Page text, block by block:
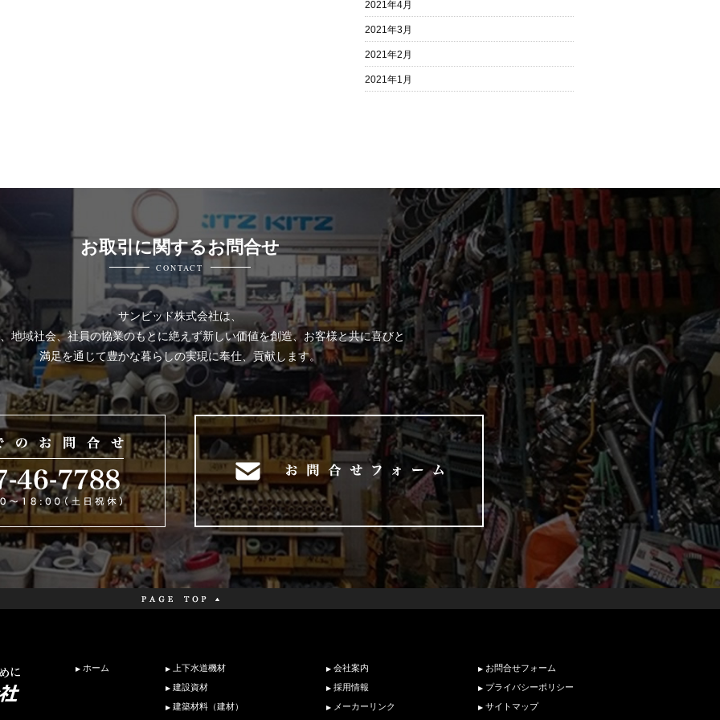
2021年4月
2021年3月
2021年2月
2021年1月
お取引に関するお問合せ
CONTACT
サンビッド株式会社は、
地域社会、社員の協業のもとに絶えず新しい価値を創造、お客様と共に喜びと
満足を通じて豊かな暮らしの実現に奉仕、貢献します。
ホーム
上下水道機材
建設資材
建築材料（建材）
会社案内
採用情報
メーカーリンク
お問合せフォーム
プライバシーポリシー
サイトマップ